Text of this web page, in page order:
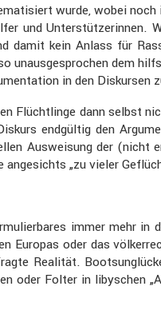
wurde, wobei
und
damit kein Anlass für
unaus­ge­spro­chen dem
in den Diskursen
Flücht­linge dann selbst
endgültig den
Auswei­sung der
„zu vieler
immer mehr in
Europas oder das
Realität.
oder Folter in